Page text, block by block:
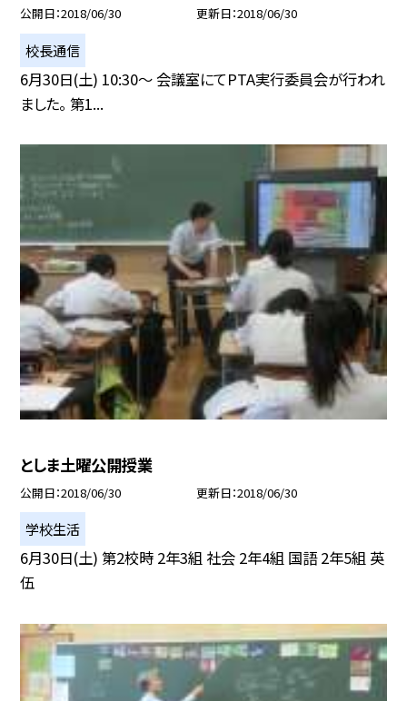
公開日 2018/06/30 更新日 2018/06/30
校長通信
6月30日(土) 10:30〜 会議室にてPTA実行委員会が行われ
ました。 第1...
としま土曜公開授業
公開日 2018/06/30 更新日 2018/06/30
学校生活
6月30日(土) 第2校時 2年3組 社会 2年4組 国語 2年5組 英
伍